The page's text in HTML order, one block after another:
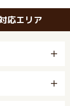
応エリア